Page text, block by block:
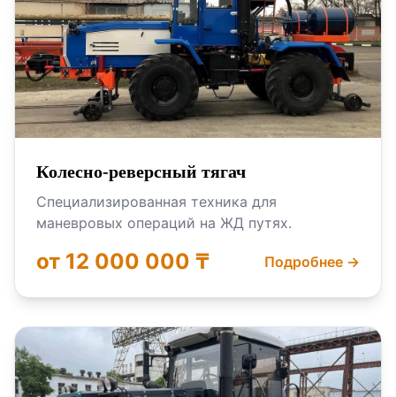
Колесно-реверсный тягач
Специализированная техника для
маневровых операций на ЖД путях.
от 12 000 000 ₸ Подробнее →